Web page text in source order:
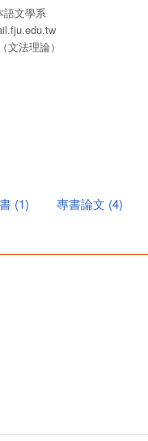
語文學系
文法理論）
(1) 專書論文 (4)